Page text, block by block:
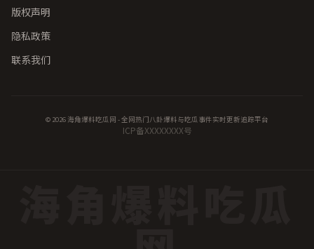
版权声明
隐私政策
联系我们
© 2026 海角爆料吃瓜网 - 全网热门八卦爆料与吃瓜事件实时更新追踪平台
ICP备XXXXXXXX号